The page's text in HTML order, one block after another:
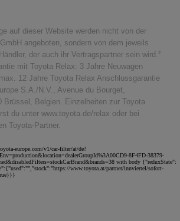
auf dieser Website werden nicht von der
angeboten, sondern von dem jeweils
der auch ihr Vertragspartner sein wird.²
mit Toyota Relax: 3 Jahre Neuwagen
12 Jahre Toyota Relax Anschlussgarantie
S.A./N.V., Avenue du Bourget,
Brüssel, Belgien. Einzelheiten zur Toyota
du unter www.toyota.de/relax oder bei
Toyota-Partner.
europe.com/v1/car-filter/at/de?
8F4FD-38379-
with body {"reduxState":
www.toyota.at/partner/innviertel/sofort-